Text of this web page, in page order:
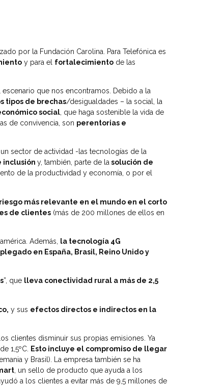
por la Fundación Carolina. Para Telefónica es
y para el fortalecimiento de las
escenario que nos encontramos. Debido a la
tipos de brechas/desigualdades – la social, la
social , que haga sostenible la vida de
de convivencia, son perentorias e
sector de actividad -las tecnologías de la
inclusión y, también, parte de lasolución de
de la productividad y economía, o por el
más relevante en el mundo en el corto
de clientes (más de 200 millones de ellos en
Además,
la tecnología 4G
en España, Brasil, Reino Unido y
”, que lleva conectividad rural a más de 2,5
y sus efectos directos e indirectos en la
clientes disminuir sus propias emisiones. Ya
1,5ºC. Esto incluye el compromiso de llegar
y Brasil). La empresa también se ha
, un sello de producto que ayuda a los
a los clientes a evitar más de 9,5 millones de